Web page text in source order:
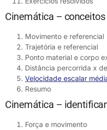
Cinemática –
Movimento e referencial
Trajetória e referencial
Ponto material e corpo
Distância percorrida x
Velocidade escalar
Resumo
Cinemática –
Força e movimento